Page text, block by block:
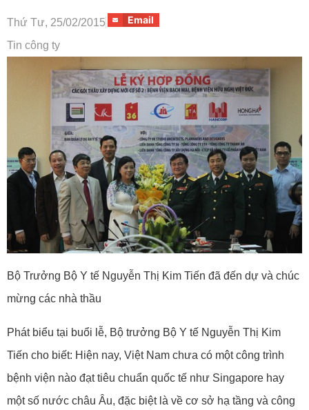
Thứ Tư, 25/02/2015
Tin công ty
Email
Bộ Trưởng Bộ Y tế Nguyễn Thị Kim Tiến đã đến dự và chúc
mừng các nhà thầu
Phát biểu tại buổi lễ, Bộ trưởng Bộ Y tế Nguyễn Thị Kim
Tiến cho biết: Hiện nay, Việt Nam chưa có một công trình
bệnh viện nào đạt tiêu chuẩn quốc tế như Singapore hay
một số nước châu Âu, đặc biệt là về cơ sở hạ tầng và công